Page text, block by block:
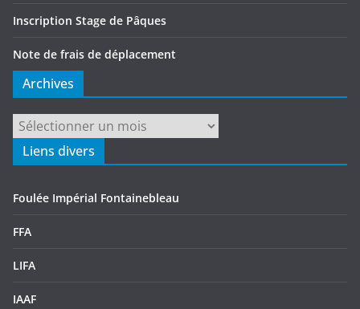
Inscription Stage de Pâques
Note de frais de déplacement
Archives
Archives
Liens divers
Foulée Impérial Fontainebleau
FFA
LIFA
IAAF